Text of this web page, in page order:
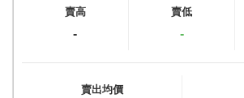
賣高
-
賣低
-
賣出均價